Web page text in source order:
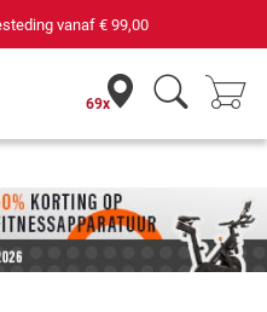
vanaf € 99,00
69x